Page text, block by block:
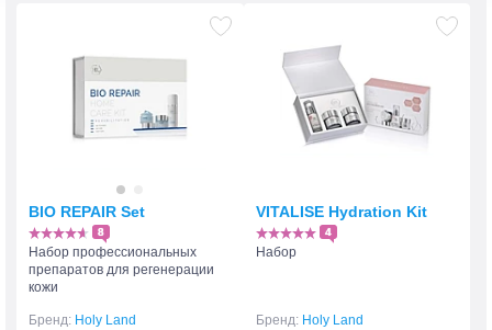
BIO REPAIR Set
8
Набор профессиональных
препаратов для регенерации
кожи
Бренд: Holy Land
VITALISE Hydration Kit
4
Набор
Бренд: Holy Land